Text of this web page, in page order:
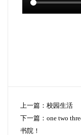
上一篇： 校园生活
下一篇： one two
书院！